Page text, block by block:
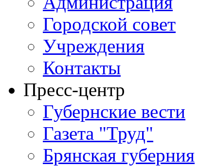
Городской совет
Учреждения
Контакты
Пресс-центр
Губернские вести
Газета "Труд"
Брянская губерния